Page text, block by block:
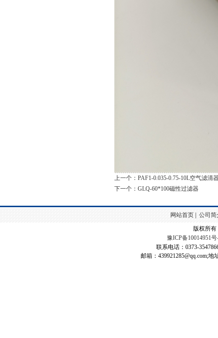
上一个：PAF1-0.035-0.75-10L空气滤清
下一个：GLQ-60*100磁性过滤器
网站首页|公司简
版权所
豫ICP备10014951号
联系电话：0373-
邮箱：439921285@qq.com;